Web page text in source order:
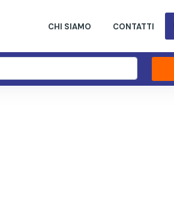
CHI SIAMO CONTATTI